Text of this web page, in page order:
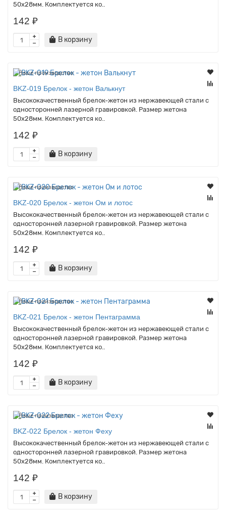
50х28мм. Комплектуется ко..
142 ₽
В корзину
Наше производство
BKZ-019 Брелок - жетон Валькнут
Высококачественный брелок-жетон из нержавеющей стали с
односторонней лазерной гравировкой. Размер жетона
50х28мм. Комплектуется ко..
142 ₽
В корзину
Наше производство
BKZ-020 Брелок - жетон Ом и лотос
Высококачественный брелок-жетон из нержавеющей стали с
односторонней лазерной гравировкой. Размер жетона
50х28мм. Комплектуется ко..
142 ₽
В корзину
Наше производство
BKZ-021 Брелок - жетон Пентаграмма
Высококачественный брелок-жетон из нержавеющей стали с
односторонней лазерной гравировкой. Размер жетона
50х28мм. Комплектуется ко..
142 ₽
В корзину
Наше производство
BKZ-022 Брелок - жетон Феху
Высококачественный брелок-жетон из нержавеющей стали с
односторонней лазерной гравировкой. Размер жетона
50х28мм. Комплектуется ко..
142 ₽
В корзину